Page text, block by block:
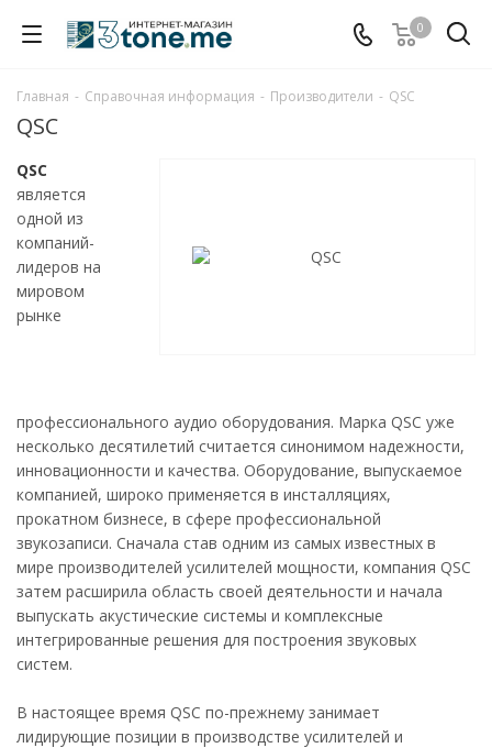
0
Главная - Справочная информация - Производители - QSC
QSC
QSC
является
одной из
компаний-
лидеров на
мировом
рынке
профессионального аудио оборудования. Марка QSC уже
несколько десятилетий считается синонимом надежности,
инновационности и качества. Оборудование, выпускаемое
компанией, широко применяется в инсталляциях,
прокатном бизнесе, в сфере профессиональной
звукозаписи. Сначала став одним из самых известных в
мире производителей усилителей мощности, компания QSC
затем расширила область своей деятельности и начала
выпускать акустические системы и комплексные
интегрированные решения для построения звуковых
систем.
В настоящее время QSC по-прежнему занимает
лидирующие позиции в производстве усилителей и